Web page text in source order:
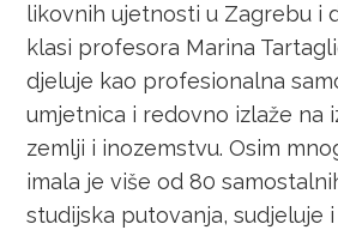
likovnih ujetnosti u Zagrebu i
klasi profesora Marina
djeluje kao profesionalna
umjetnica i redovno izlaže na
zemlji i inozemstvu. Osim
imala je više od 80
studijska putovanja, sudjeluje